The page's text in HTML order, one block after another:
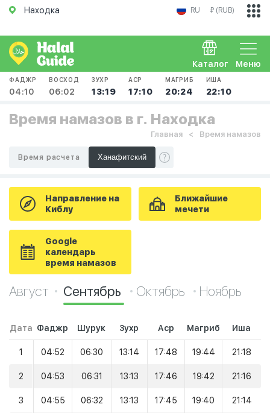
Находка RU ₽ (RUB)
Меню
Каталог
ФАДЖР
04:10
ВОСХОД
06:02
ЗУХР
13:19
АСР
17:10
МАГРИБ
20:24
ИША
22:10
Время намазов в г. Находка
Главная Время намазов
Время расчета
Направление на
Киблу
Ближайшие
мечети
Google
календарь
время намазов
Август Сентябрь Октябрь Ноябрь
Дата Фаджр Шурук Зухр Аср Магриб Иша
1 04:52 06:30 13:14 17:48 19:44 21:18
2 04:53 06:31 13:13 17:46 19:42 21:16
3 04:55 06:32 13:13 17:45 19:40 21:14